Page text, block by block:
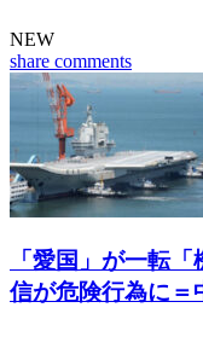
NEW
share comments
「愛国」が一転
信が危険行為に＝